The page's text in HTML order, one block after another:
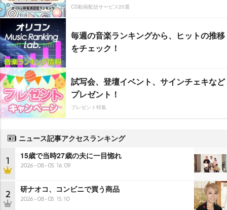
CS動画配信サービス20選
毎週の音楽ランキングから、ヒットの推移
をチェック！
試写会、登壇イベント、サインチェキなど
プレゼント！
プレゼント特集
ニュース記事アクセスランキング
1 15歳で当時27歳の夫に一目惚れ
2026-08-05 16:09
2 研ナオコ、コンビニで買う商品
2026-08-05 15:10